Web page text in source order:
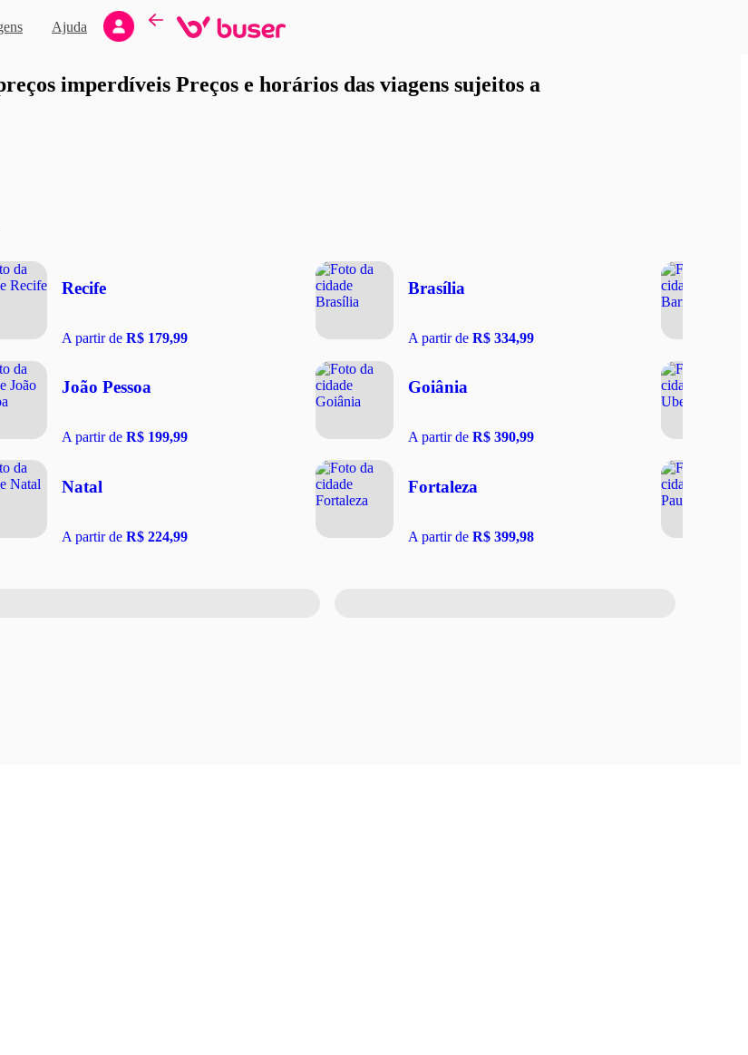
Ajuda
imperdíveis Preços e horários das viagens sujeitos a
Recife
A partir deR$ 179,99
João Pessoa
A partir deR$ 199,99
Natal
A partir deR$ 224,99
Brasília
A partir de R$ 334,99
Goiânia
A partir de R$ 390,99
Fortaleza
A partir de R$ 399,98